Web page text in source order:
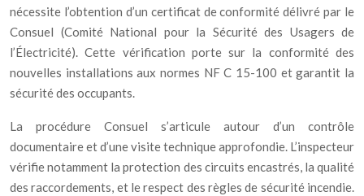
nécessite l’obtention d’un certificat de conformité délivré par le
Consuel (Comité National pour la Sécurité des Usagers de
l’Électricité). Cette vérification porte sur la conformité des
nouvelles installations aux normes NF C 15-100 et garantit la
sécurité des occupants.
La procédure Consuel s’articule autour d’un contrôle
documentaire et d’une visite technique approfondie. L’inspecteur
vérifie notamment la protection des circuits encastrés, la qualité
des raccordements, et le respect des règles de sécurité incendie.